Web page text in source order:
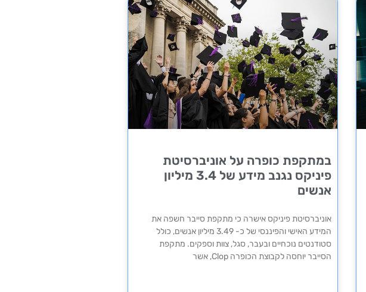
במתקפת כופרה על אוניברסיטת
פיניקס נגנב מידע של 3.4 מיליון
אנשים
אוניברסיטת פיניקס אישרה כי מתקפת סייבר חשפה את
המידע האישי והפיננסי של כ- 3.49 מיליון אנשים, כולל
סטודנטים נוכחיים ובעבר, סגל, צוות וספקים. מתקפת
הסייבר יוחסה לקבוצת הכופרה Clop, אשר